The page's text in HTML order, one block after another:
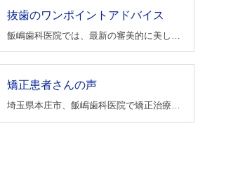
抜歯のワンポイントアドバイス
矯正患者さんの声
埼玉県本庄市、飯嶋歯科医院で矯正治療をされた患者さんの感想です。